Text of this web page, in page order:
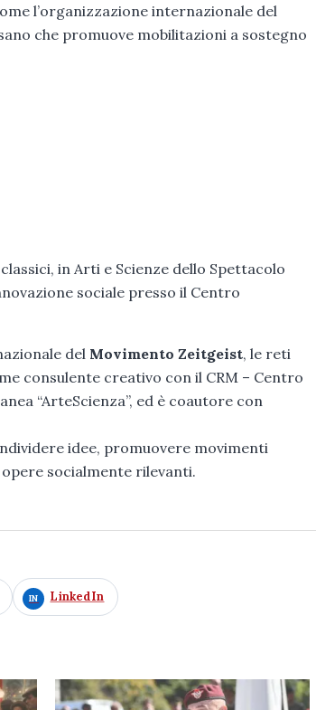
l’organizzazione internazionale del
che promuove mobilitazioni a sostegno
in Arti e Scienze dello Spettacolo
sociale presso il Centro
del Movimento Zeitgeist, le reti
consulente creativo con il CRM – Centro
“ArteScienza”, ed è coautore con
idee, promuovere movimenti
socialmente rilevanti.
LinkedIn